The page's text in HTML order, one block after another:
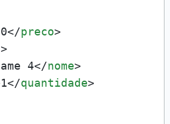
</preco>
>
4</nome>
1</quantidade>